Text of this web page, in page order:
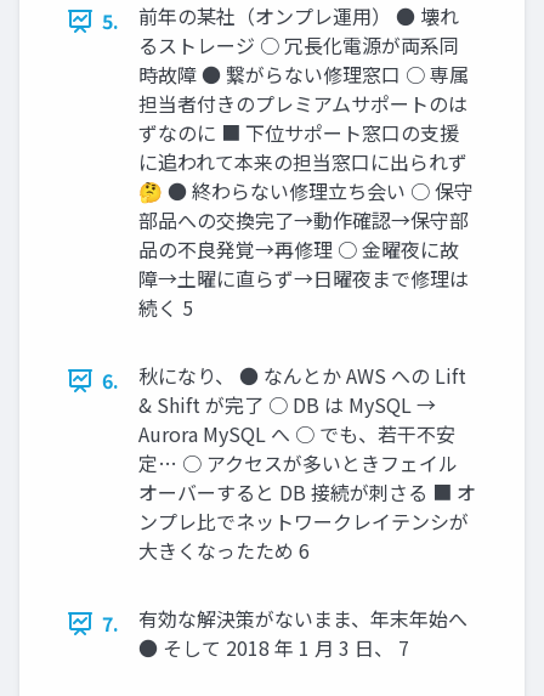
5.
前年の某社（オンプレ運用） ● 壊れ
るストレージ ○ 冗長化電源が両系同
時故障 ● 繋がらない修理窓口 ○ 専属
担当者付きのプレミアムサポートのは
ずなのに ■ 下位サポート窓口の支援
に追われて本来の担当窓口に出られず
🤔 ● 終わらない修理立ち会い ○ 保守
部品への交換完了→動作確認→保守部
品の不良発覚→再修理 ○ 金曜夜に故
障→土曜に直らず→日曜夜まで修理は
続く 5
6.
秋になり、 ● なんとか AWS への Lift
& Shift が完了 ○ DB は MySQL →
Aurora MySQL へ ○ でも、若干不安
定… ○ アクセスが多いときフェイル
オーバーすると DB 接続が刺さる ■ オ
ンプレ比でネットワークレイテンシが
大きくなったため 6
7.
有効な解決策がないまま、年末年始へ
● そして 2018 年 1 月 3 日、 7